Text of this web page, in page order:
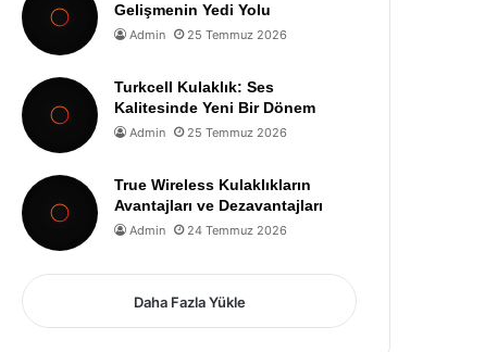
Gelişmenin Yedi Yolu
Admin 25 Temmuz 2026
Turkcell Kulaklık: Ses
Kalitesinde Yeni Bir Dönem
Admin 25 Temmuz 2026
True Wireless Kulaklıkların
Avantajları ve Dezavantajları
Admin 24 Temmuz 2026
Daha Fazla Yükle